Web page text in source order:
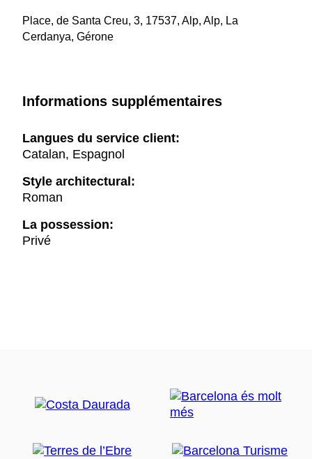
Place, de Santa Creu, 3, 17537, Alp, Alp, La
Cerdanya, Gérone
Informations supplémentaires
Langues du service client:
Catalan, Espagnol
Style architectural:
Roman
La possession:
Privé